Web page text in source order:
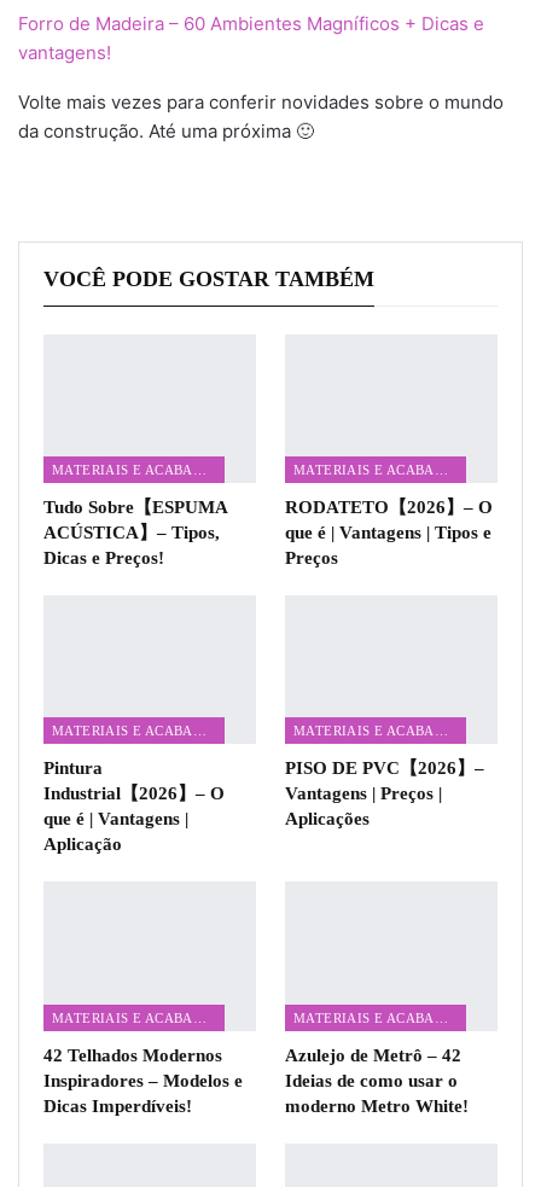
Forro de Madeira – 60 Ambientes Magníficos + Dicas e
vantagens!
Volte mais vezes para conferir novidades sobre o mundo
da construção. Até uma próxima 🙂
VOCÊ PODE GOSTAR TAMBÉM
Tudo Sobre【ESPUMA
ACÚSTICA】– Tipos,
Dicas e Preços!
RODATETO【2026】– O
que é | Vantagens | Tipos e
Preços
Pintura
Industrial【2026】– O
que é | Vantagens |
Aplicação
PISO DE PVC【2026】–
Vantagens | Preços |
Aplicações
42 Telhados Modernos
Inspiradores – Modelos e
Dicas Imperdíveis!
Azulejo de Metrô – 42
Ideias de como usar o
moderno Metro White!